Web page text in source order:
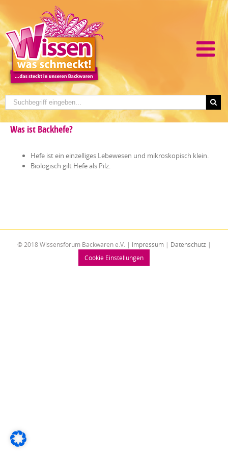
Was ist Backhefe?
Hefe ist ein einzelliges Lebewesen und mikroskopisch klein.
Biologisch gilt Hefe als Pilz.
© 2018 Wissensforum Backwaren e.V. | Impressum| Datenschutz |
Cookie Einstellungen